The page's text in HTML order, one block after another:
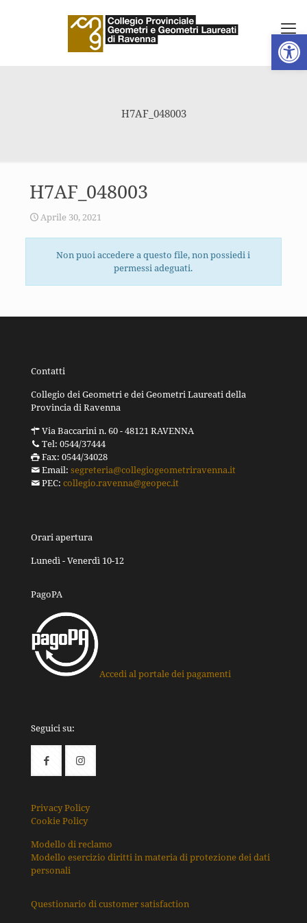
Apri
H7AF_048003
H7AF_048003
Aprile 30, 2021
Non puoi accedere a questo file, non possiedi i
permessi adeguati.
Contatti
Collegio dei Geometri e dei Geometri Laureati della
Provincia di Ravenna
Via Baccarini n. 60 - 48121 RAVENNA
Tel: 0544/37444
Fax: 0544/34028
Email: segreteria@collegiogeometriravenna.it
PEC: collegio.ravenna@geopec.it
Orari apertura
Lunedì - Venerdì 10-12
PagoPA
Accedi al portale dei pagamenti
Seguici su:
Privacy Policy
Cookie Policy
Modello di reclamo
Modello esercizio diritti in materia di protezione dei dati
personali
Questionario di customer satisfaction